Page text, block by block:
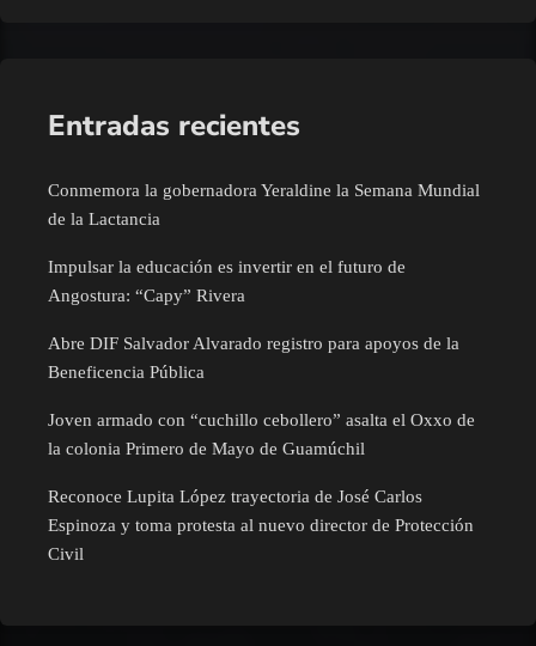
Entradas recientes
Conmemora la gobernadora Yeraldine la Semana Mundial
de la Lactancia
Impulsar la educación es invertir en el futuro de
Angostura: “Capy” Rivera
Abre DIF Salvador Alvarado registro para apoyos de la
Beneficencia Pública
Joven armado con “cuchillo cebollero” asalta el Oxxo de
la colonia Primero de Mayo de Guamúchil
Reconoce Lupita López trayectoria de José Carlos
Espinoza y toma protesta al nuevo director de Protección
Civil